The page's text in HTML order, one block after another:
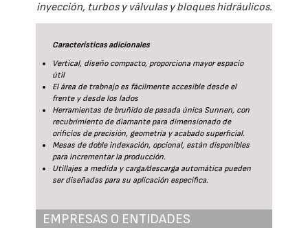
inyección, turbos y válvulas y bloques hidráulicos.
Características adicionales
Vertical, diseño compacto, proporciona mayor espacio
útil
El área de trabnajo es fácilmente accesible desde el
frente y desde los lados
Herramientas de bruñido de pasada única Sunnen, con
recubrimiento de diamante para dimensionado de
orificios de precisión, geometría y acabado superficial.
Mesas de doble indexación, opcional, están disponibles
para incrementar la producción.
Utillajes a medida y carga/descarga automática pueden
ser diseñadas para su aplicación específica.
EMPRESAS O ENTIDADES